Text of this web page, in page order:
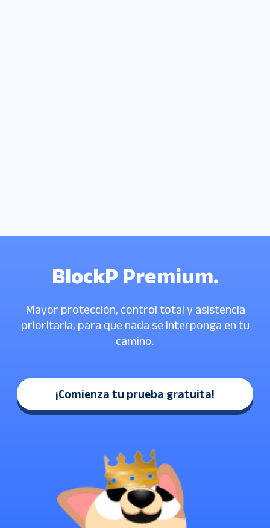
BlockP Premium.
Mayor protección, control total y asistencia
prioritaria, para que nada se interponga en tu
camino.
¡Comienza tu prueba gratuita!